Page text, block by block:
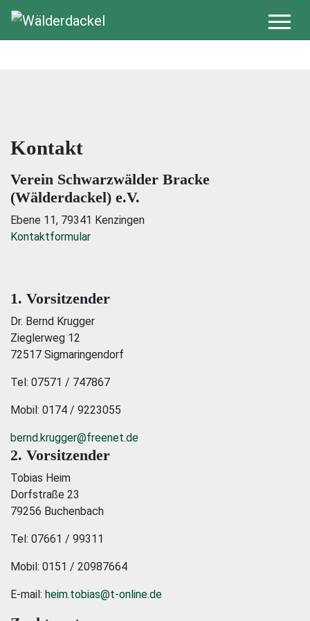
Kontakt
Verein Schwarzwälder Bracke
(Wälderdackel) e.V.
Ebene 11, 79341 Kenzingen
Kontaktformular
1. Vorsitzender
Dr. Bernd Krugger
Zieglerweg 12
72517 Sigmaringendorf
Tel: 07571 / 747867
Mobil: 0174 / 9223055
bernd.krugger@freenet.de
2. Vorsitzender
Tobias Heim
Dorfstraße 23
79256 Buchenbach
Tel: 07661 / 99311
Mobil: 0151 / 20987664
E-mail: heim.tobias@t-online.de